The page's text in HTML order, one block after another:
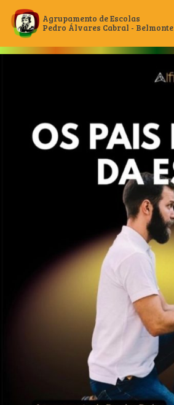
Main Navigation
Agrupamento de Escolas
Pedro Álvares Cabral - Belmonte